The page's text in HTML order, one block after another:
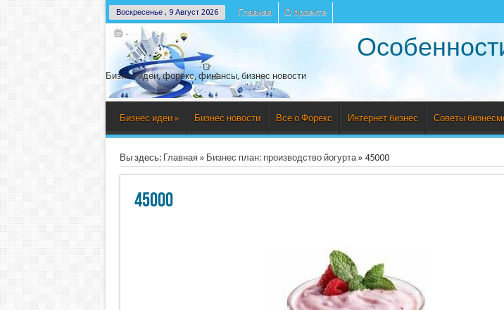
Воскресенье , 9 Август 2026 Главная О проекте
Бизнес идеи, форекс, финансы, бизнес новости
Бизнес идеи » Бизнес новости Все о Форекс Интернет бизнес Советы
Вы здесь: Главная» Бизнес план: производство йогурта» 45000
45000